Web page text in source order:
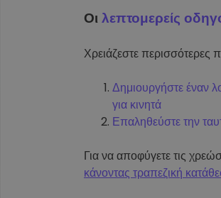
Οιλεπτομερείς
Χρειάζεστε περισσότερες
Δημιουργήστε έναν
για κινητά
Επαληθεύστε την
Για να αποφύγετε τις
κάνοντας τραπεζική